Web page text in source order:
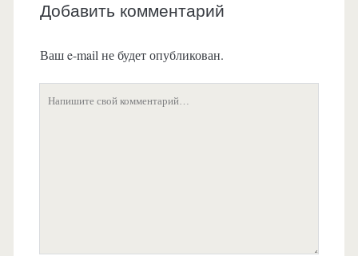
Добавить комментарий
Ваш e-mail не будет опубликован.